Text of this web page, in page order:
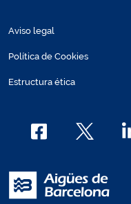
Aviso legal
Política de Cookies
Estructura ética